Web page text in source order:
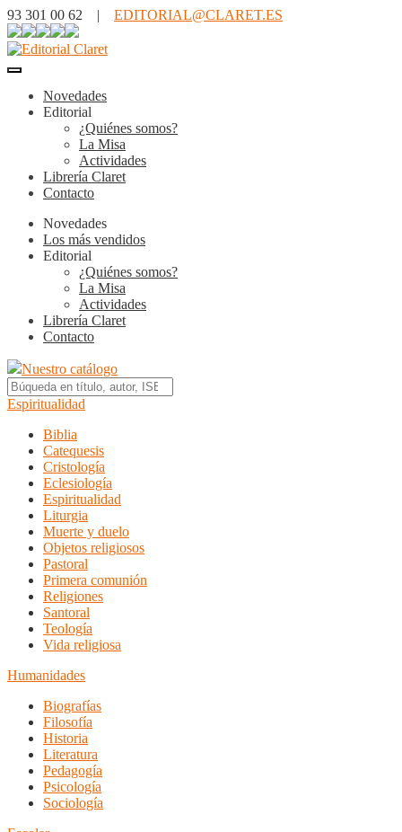
93 301 00 62 | EDITORIAL@CLARET.ES
Novedades
Editorial
¿Quiénes somos?
La Misa
Actividades
Librería Claret
Contacto
Novedades
Los más vendidos
Editorial
¿Quiénes somos?
La Misa
Actividades
Librería Claret
Contacto
Nuestro catálogo
Espiritualidad
Biblia
Catequesis
Cristología
Eclesiología
Espiritualidad
Liturgia
Muerte y duelo
Objetos religiosos
Pastoral
Primera comunión
Religiones
Santoral
Teología
Vida religiosa
Humanidades
Biografías
Filosofía
Historia
Literatura
Pedagogía
Psicología
Sociología